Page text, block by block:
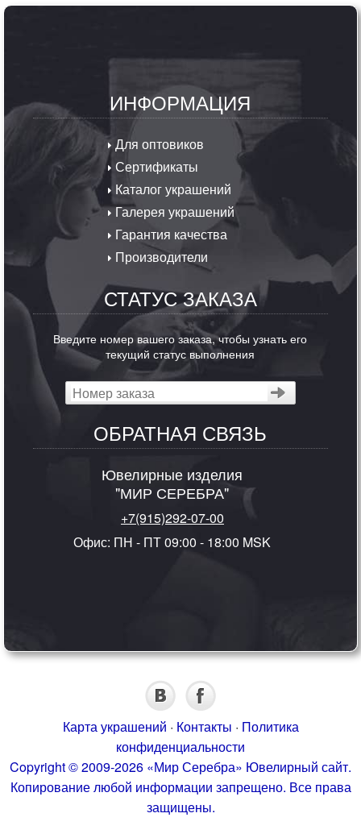
ИНФОРМАЦИЯ
Для оптовиков
Сертификаты
Каталог украшений
Галерея украшений
Гарантия качества
Производители
СТАТУС ЗАКАЗА
Введите номер вашего заказа, чтобы узнать его
текущий статус выполнения
ОБРАТНАЯ СВЯЗЬ
Ювелирные изделия
"МИР СЕРЕБРА"
+7(915)292-07-00
Офис: ПН - ПТ 09:00 - 18:00 MSK
Карта украшений · Контакты · Политика
конфиденциальности
Copyright © 2009-2026 «Мир Серебра» Ювелирный сайт.
Копирование любой информации запрещено. Все права
защищены.